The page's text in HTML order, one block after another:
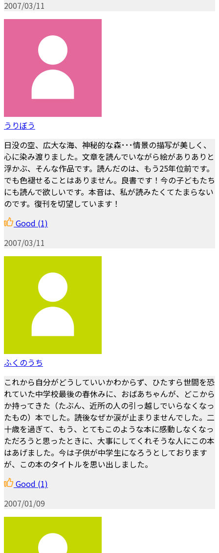
2007/03/11
うりぼう
日没の空、広大な海、神秘的な森･･･情景の描写が美しく、
心に染み渡りました。文章を読んでいながら絵がありありと
浮かぶ、そんな作品です。読んだのは、もう25年位前です。
でも色褪せることはありません。良書です！今の子どもたち
にも読んで欲しいです。本音は、私が読みたくてたまらない
のです。復刊を切望しています！
Good (1)
2007/03/11
ふくのうち
これから自分がどうしていいかわからず、ひたすら世間を恐
れていた中学校最後の春休みに、おばあちゃんが、どこから
か持ってきた（たぶん、近所の人の引っ越しでいらなくなっ
たもの）本でした。読後なぜか涙が止まりませんでした。二
十歳を過ぎて、もう、とてもこのような本に感動しなくなっ
ただろうと思ったときに、大事にしてくれそうな人にこの本
はあげました。今は子供が中学生になろうとしております
が、この本のタイトルを思い出しました。
Good (1)
2007/01/09